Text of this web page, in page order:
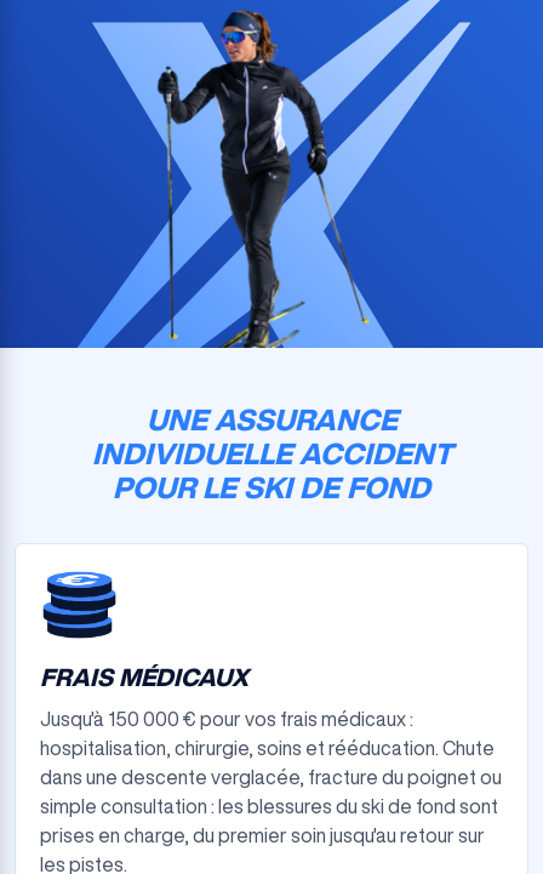
UNE ASSURANCE
INDIVIDUELLE ACCIDENT
POUR LE SKI DE FOND
FRAIS MÉDICAUX
Jusqu'à 150 000 € pour vos frais médicaux :
hospitalisation, chirurgie, soins et rééducation. Chute
dans une descente verglacée, fracture du poignet ou
simple consultation : les blessures du ski de fond sont
prises en charge, du premier soin jusqu'au retour sur
les pistes.